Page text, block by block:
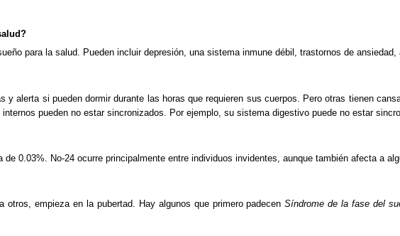
para la salud. Pueden incluir depresión, una sistema inmune débil, trastornos de
y alerta si pueden dormir durante las horas que requieren sus cuerpos. Pero otras tienen
pueden no estar sincronizados. Por ejemplo, su sistema digestivo puede no estar
0.03%. No-24 ocurre principalmente entre individuos invidentes, aunque también afecta a
otros, empieza en la pubertad. Hay algunos que primero padecenSíndrome de la fase del